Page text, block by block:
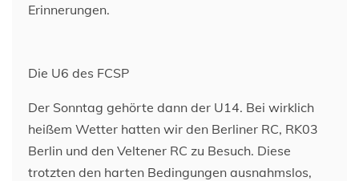
Erinnerungen.
Die U6 des FCSP
Der Sonntag gehörte dann der U14. Bei wirklich
heißem Wetter hatten wir den Berliner RC, RK03
Berlin und den Veltener RC zu Besuch. Diese
trotzten den harten Bedingungen ausnahmslos,